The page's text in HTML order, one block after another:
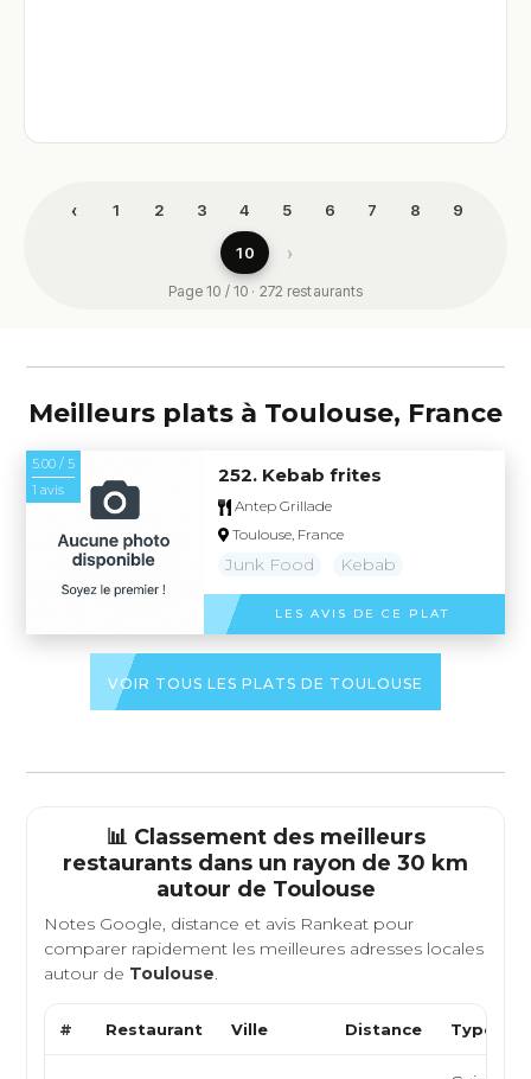
‹ 1 2 3 4 5 6 7 8 9
10 ›
Page 10 / 10 · 272 restaurants
Meilleurs plats à Toulouse, France
5.00 / 5
1 avis
252. Kebab frites
Antep Grillade
Toulouse, France
Junk Food Kebab
LES AVIS DE CE PLAT
VOIR TOUS LES PLATS DE TOULOUSE
📊 Classement des meilleurs
restaurants dans un rayon de 30 km
autour de Toulouse
Notes Google, distance et avis Rankeat pour
comparer rapidement les meilleures adresses locales
autour de Toulouse.
# Restaurant Ville Distance Type de